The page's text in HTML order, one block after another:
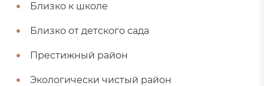
Близко к школе
Близко от детского сада
Престижный район
Экологически чистый район